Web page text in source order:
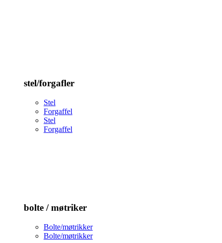
stel/forgafler
Stel
Forgaffel
Stel
Forgaffel
bolte / møtriker
Bolte/møtrikker
Bolte/møtrikker